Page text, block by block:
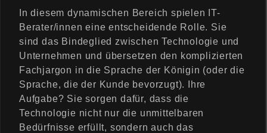
In diesem dynamischen Bereich spielen IT-
Berater/innen eine entscheidende Rolle. Sie
sind das Bindeglied zwischen Technologie und
Unternehmen und übersetzen den komplizierten
Fachjargon in die Sprache der Königin (oder die
Sprache, die der Kunde bevorzugt). Ihre
Aufgabe? Sie sorgen dafür, dass die
Technologie nicht nur die unmittelbaren
Bedürfnisse erfüllt, sondern auch das